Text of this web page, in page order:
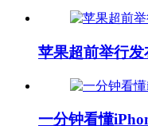
苹果超前举行发
一分钟看懂